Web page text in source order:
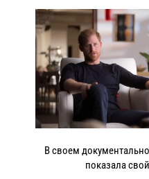
В своем
показала